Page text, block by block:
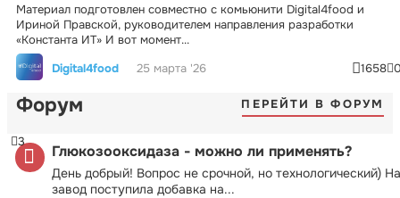
Материал подготовлен совместно с комьюнити Digital4food и
Ириной Правской, руководителем направления разработки
«Константа ИТ» И вот момент...
Digital4food
25 марта '26 1658
Форум ПЕРЕЙТИ В ФОРУМ
Глюкозооксидаза - можно ли применять?
День добрый! Вопрос не срочной, но технологический) На
завод поступила добавка на...
3